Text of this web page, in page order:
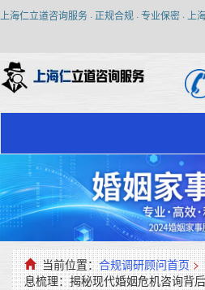
上海仁立道咨询服务 · 正规合规 · 专业保密 · 上
当前位置：合规调研顾问首页 >
息梳理：揭秘现代婚姻危机咨询背